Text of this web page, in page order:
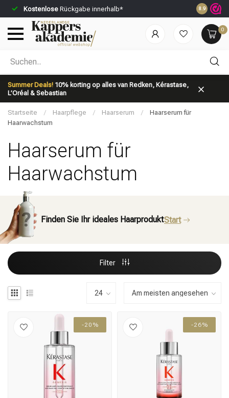
Kostenlose Rückgabe innerhalb* Vor 23:59
8.9
0
Summer Deals! 10% korting op alles van Redken, Kérastase,
L’Oréal & Sebastian
Nach welcher Kategorie suchst du?
Startseite / Haarpflege / Haarserum /
Haarserum für
Haarwachstum
Haarserum für
Haarwachstum
Finden Sie Ihr ideales HaarproduktStart
Filter
-20% -26%